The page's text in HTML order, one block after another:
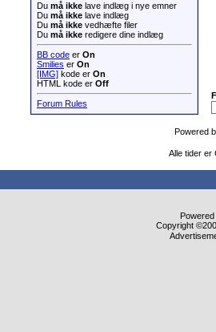
Du må ikke lave indlæg i nye emner
Du må ikke lave indlæg
Du må ikke vedhæfte filer
Du må ikke redigere dine indlæg
BB code er On
Smilies er On
[IMG] kode er On
HTML kode er Off
Forum Rules
Powered
Alle tider er
Copyright